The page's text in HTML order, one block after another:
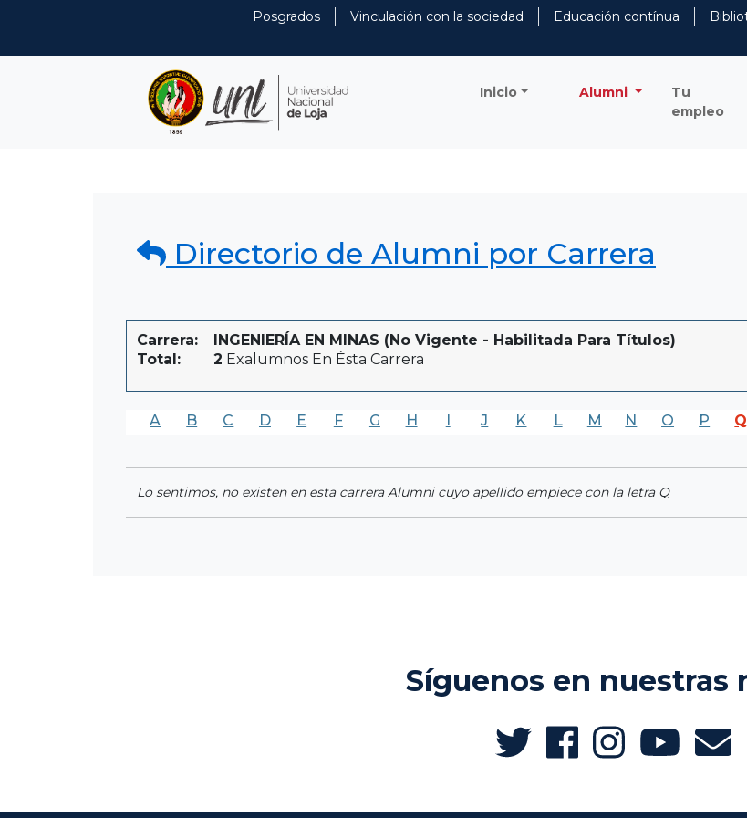
Posgrados Vinculación con la sociedad Educación contínua
Inicio Alumni
Tu
empleo
Directorio de Alumni por Carrera
Carrera:
INGENIERÍA EN MINAS (No Vigente - Habilitada Para Títulos)
Total:
2 Exalumnos En Ésta Carrera
A B C D E F G H I J K L M N O P Q
Lo sentimos, no existen en esta carrera Alumni cuyo apellido empiece con la letra Q
Síguenos en nuestras